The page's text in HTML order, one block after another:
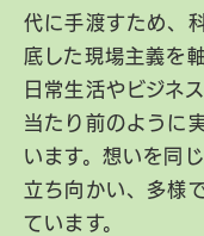
代に手渡すため、
底した現場主義を
日常生活やビジネ
当たり前のように
います。想いを同
立ち向かい、多様
ています。